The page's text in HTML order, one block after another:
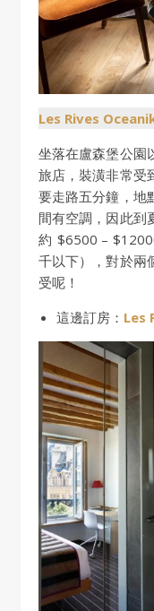
Les Rives
坐落在盧森堡公園
旅店，裝潢非常受
要走路五分鐘，地
間有空調，因此到
約 $6500 –
千以下），對於兩
受呢！
這邊訂房： Les